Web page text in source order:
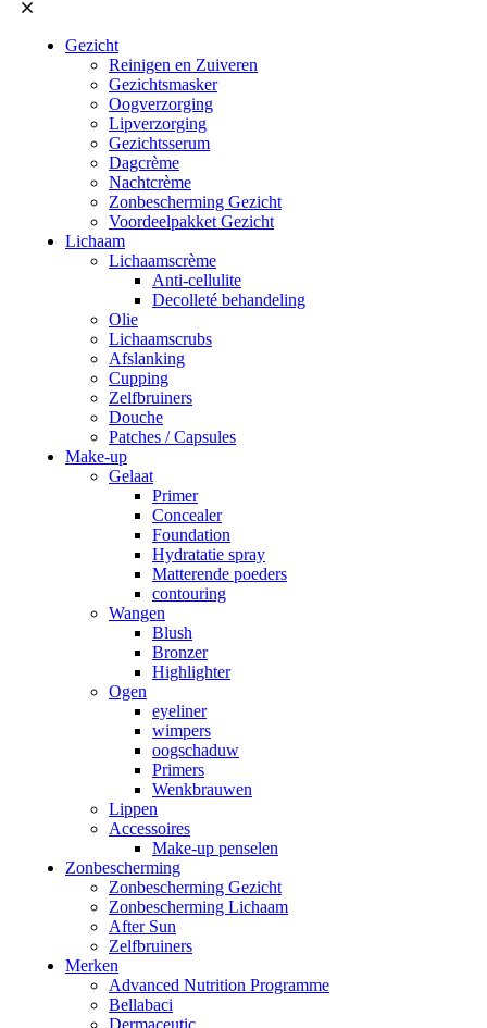
Gezicht
Reinigen en Zuiveren
Gezichtsmasker
Oogverzorging
Lipverzorging
Gezichtsserum
Dagcrème
Nachtcrème
Zonbescherming Gezicht
Voordeelpakket Gezicht
Lichaam
Lichaamscrème
Anti-cellulite
Decolleté behandeling
Olie
Lichaamscrubs
Afslanking
Cupping
Zelfbruiners
Douche
Patches / Capsules
Make-up
Gelaat
Primer
Concealer
Foundation
Hydratatie spray
Matterende poeders
contouring
Wangen
Blush
Bronzer
Highlighter
Ogen
eyeliner
wimpers
oogschaduw
Primers
Wenkbrauwen
Lippen
Accessoires
Make-up penselen
Zonbescherming
Zonbescherming Gezicht
Zonbescherming Lichaam
After Sun
Zelfbruiners
Merken
Advanced Nutrition Programme
Bellabaci